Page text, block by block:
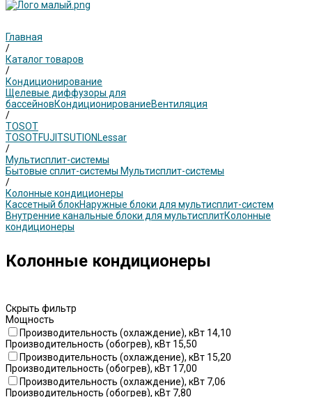
Главная
/
Каталог товаров
/
Кондиционирование
Щелевые диффузоры для
бассейновКондиционированиеВентиляция
/
TOSOT
TOSOTFUJITSUTION Lessar
/
Мультисплит-системы
Бытовые сплит-системы Мультисплит-системы
/
Колонные кондиционеры
Кассетный блокНаружные блоки для мультисплит-систем
Внутренние канальные блоки для мультисплитКолонные
кондиционеры
Колонные кондиционеры
Скрыть фильтр
Мощность
Производительность (охлаждение), кВт 14,10
Производительность (обогрев), кВт 15,50
Производительность (охлаждение), кВт 15,20
Производительность (обогрев), кВт 17,00
Производительность (охлаждение), кВт 7,06
Производительность (обогрев), кВт 7,80